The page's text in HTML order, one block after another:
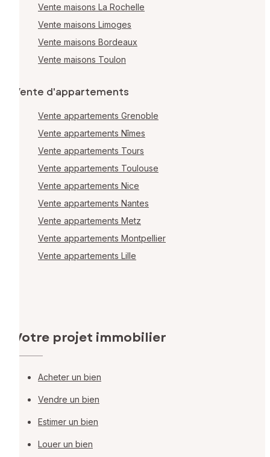
Vente maisons La Rochelle
Vente maisons Limoges
Vente maisons Bordeaux
Vente maisons Toulon
Vente d'appartements
Vente appartements Grenoble
Vente appartements Nîmes
Vente appartements Tours
Vente appartements Toulouse
Vente appartements Nice
Vente appartements Nantes
Vente appartements Metz
Vente appartements Montpellier
Vente appartements Lille
Votre projet immobilier
Acheter un bien
Vendre un bien
Estimer un bien
Louer un bien